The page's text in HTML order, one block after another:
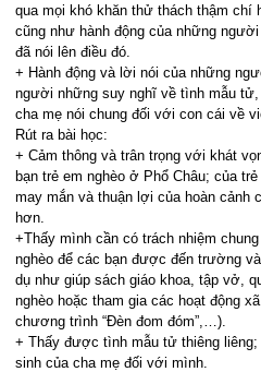
qua mọi khó khăn thử thách thậm chí
cũng như hành động của những
đã nói lên điều đó.
+ Hành động và lời nói của những
người những suy nghĩ về tình mẫu
cha mẹ nói chung đối với con cái về
Rút ra bài học:
+ Cảm thông và trân trọng với khát
bạn trẻ em nghèo ở Phổ Châu; của
may mắn và thuận lợi của hoàn cảnh
hơn.
+Thấy mình cần có trách nhiệm
nghèo để các bạn được đến trường
dụ như giúp sách giáo khoa, tập vở,
nghèo hoặc tham gia các hoạt động
chương trình “Đèn đom đóm”,…).
+ Thấy được tình mẫu tử thiêng
sinh của cha mẹ đối với mình.